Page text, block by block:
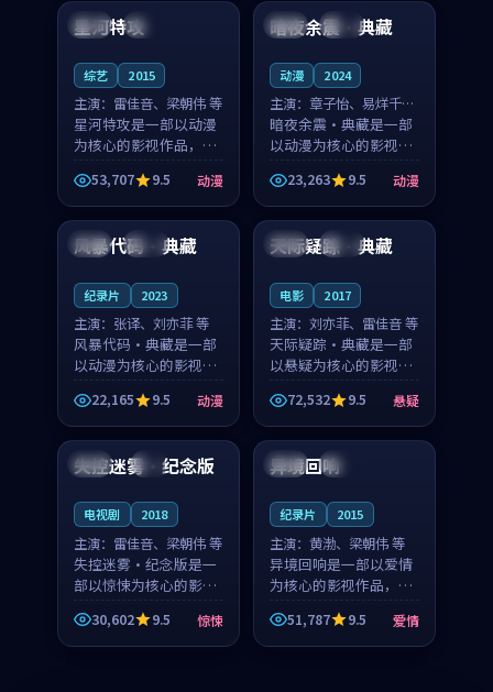
法国 独播
星河特攻
综艺 2015
主演： 雷佳音、梁朝伟 等
星河特攻是一部以动漫
为核心的影视作品，围
绕危机、反转与人物成
长展开，整体节奏紧
凑，值得推荐观看。
53,707 9.5 动漫
法国 完结
暗夜余震·典藏
动漫 2024
主演： 章子怡、易烊千玺
等
暗夜余震·典藏是一部
以动漫为核心的影视作
品，围绕危机、反转与
人物成长展开，整体节
奏紧凑，值得推荐观
看。
23,263 9.5 动漫
中国 院线
风暴代码·典藏
纪录片 2023
主演： 张译、刘亦菲 等
风暴代码·典藏是一部
以动漫为核心的影视作
品，围绕危机、反转与
人物成长展开，整体节
奏紧凑，值得推荐观
看。
22,165 9.5 动漫
美国 杜比
天际疑踪·典藏
电影 2017
主演： 刘亦菲、雷佳音 等
天际疑踪·典藏是一部
以悬疑为核心的影视作
品，围绕危机、反转与
人物成长展开，整体节
奏紧凑，值得推荐观
看。
72,532 9.5 悬疑
法国 4K
失控迷雾·纪念版
电视剧 2018
主演： 雷佳音、梁朝伟 等
失控迷雾·纪念版是一
部以惊悚为核心的影视
作品，围绕危机、反转
与人物成长展开，整体
节奏紧凑，值得推荐观
30,602 9.5 惊悚
中国 院线
异境回响
纪录片 2015
主演： 黄渤、梁朝伟 等
异境回响是一部以爱情
为核心的影视作品，围
绕危机、反转与人物成
长展开，整体节奏紧
凑，值得推荐观看。
51,787 9.5 爱情